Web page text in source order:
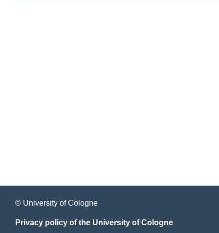
© University of Cologne
Privacy policy of the University of Cologne